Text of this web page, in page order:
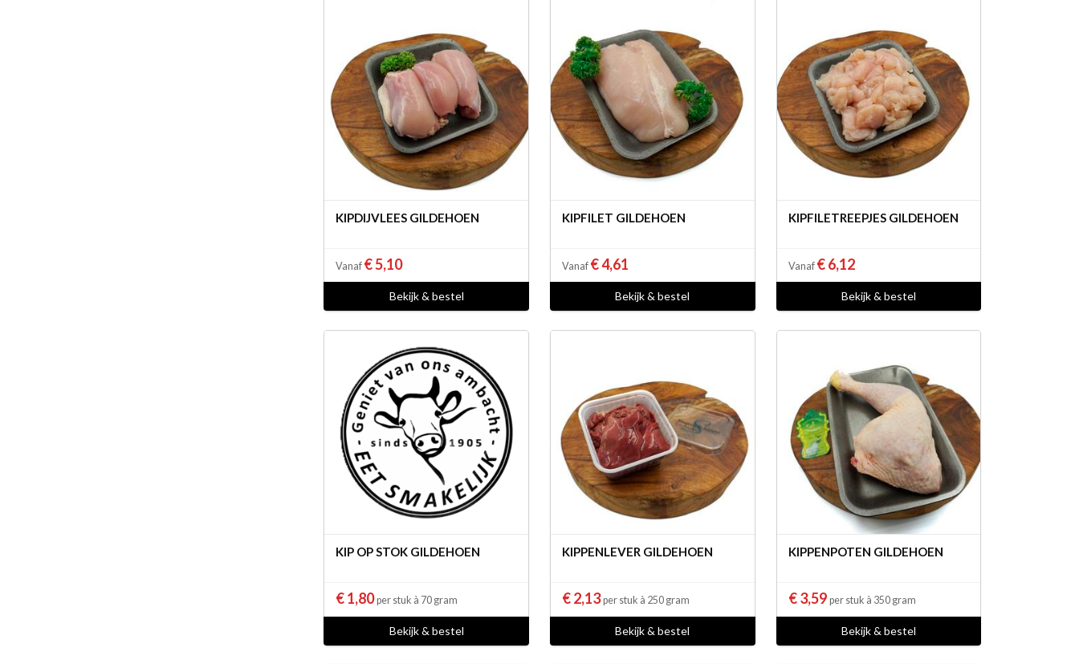
KIPDIJVLEES GILDEHOEN
Vanaf € 5,10
Bekijk & bestel
KIPFILET GILDEHOEN
Vanaf € 4,61
Bekijk & bestel
KIPFILETREEPJES GILDEHOEN
Vanaf € 6,12
Bekijk & bestel
KIP OP STOK GILDEHOEN
€ 1,80per stuk à 70 gram
Bekijk & bestel
KIPPENLEVER GILDEHOEN
€ 2,13per stuk à 250 gram
Bekijk & bestel
KIPPENPOTEN GILDEHOEN
€ 3,59 per stuk à 350 gram
Bekijk & bestel